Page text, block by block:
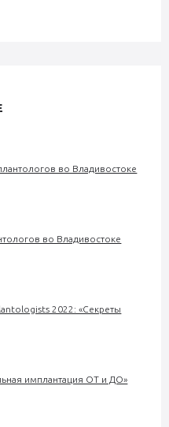
во Владивостоке
во Владивостоке
2022: «Секреты
имплантация ОТ и ДО»